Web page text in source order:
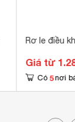
Rơ le điều
Giá từ
Có 5 nơi